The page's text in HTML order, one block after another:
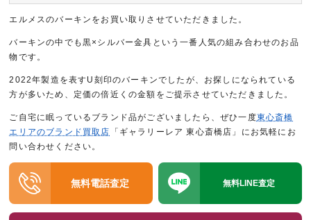
エルメスのバーキンをお買い取りさせていただきました。
バーキンの中でも黒×シルバー金具という一番人気の組み合わせのお品
物です。
2022年製造を表すU刻印のバーキンでしたが、お探しになられている
方が多いため、定価の倍近くの金額をご提示させていただきました。
ご自宅に眠っているブランド品がございましたら、ぜひ一度東心斎橋
エリアのブランド買取店
「ギャラリーレア 東心斎橋店」にお気軽にお
問い合わせください。
無料電話査定 無料LINE査定